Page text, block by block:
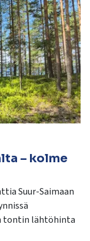
– kolme
Suur-Saimaan
tontin lähtöhinta